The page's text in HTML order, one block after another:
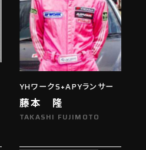
YHワークS+APYランサー
藤本 隆
TAKASHI FUJIMOTO